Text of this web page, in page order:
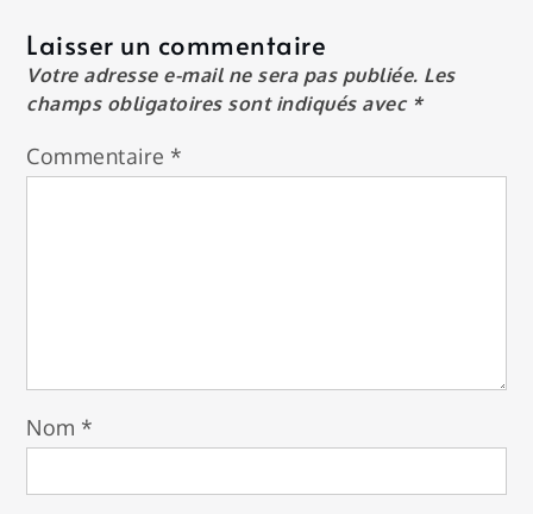
Laisser un commentaire
Votre adresse e-mail ne sera pas publiée. Les
champs obligatoires sont indiqués avec *
Commentaire *
Nom *